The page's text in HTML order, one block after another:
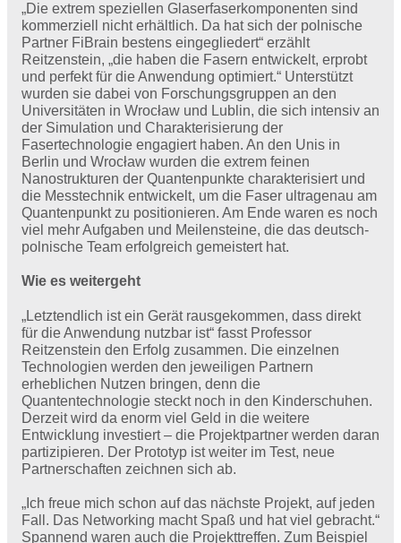
„Die extrem speziellen Glaserfaserkomponenten sind
kommerziell nicht erhältlich. Da hat sich der polnische
Partner FiBrain bestens eingegliedert“ erzählt
Reitzenstein, „die haben die Fasern entwickelt, erprobt
und perfekt für die Anwendung optimiert.“ Unterstützt
wurden sie dabei von Forschungsgruppen an den
Universitäten in Wrocław und Lublin, die sich intensiv an
der Simulation und Charakterisierung der
Fasertechnologie engagiert haben. An den Unis in
Berlin und Wrocław wurden die extrem feinen
Nanostrukturen der Quantenpunkte charakterisiert und
die Messtechnik entwickelt, um die Faser ultragenau am
Quantenpunkt zu positionieren. Am Ende waren es noch
viel mehr Aufgaben und Meilensteine, die das deutsch-
polnische Team erfolgreich gemeistert hat.
Wie es weitergeht
„Letztendlich ist ein Gerät rausgekommen, dass direkt
für die Anwendung nutzbar ist“ fasst Professor
Reitzenstein den Erfolg zusammen. Die einzelnen
Technologien werden den jeweiligen Partnern
erheblichen Nutzen bringen, denn die
Quantentechnologie steckt noch in den Kinderschuhen.
Derzeit wird da enorm viel Geld in die weitere
Entwicklung investiert – die Projektpartner werden daran
partizipieren. Der Prototyp ist weiter im Test, neue
Partnerschaften zeichnen sich ab.
„Ich freue mich schon auf das nächste Projekt, auf jeden
Fall. Das Networking macht Spaß und hat viel gebracht.“
Spannend waren auch die Projekttreffen. Zum Beispiel